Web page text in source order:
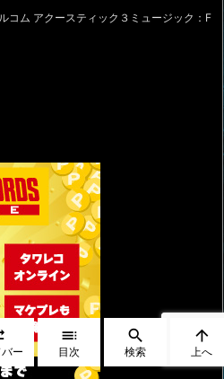
コム アクースティック３ミュージック：F
ー

目次

検索

上へ